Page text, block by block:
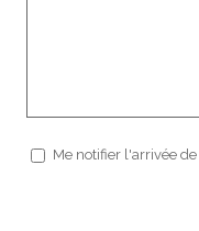
Me notifier l'arrivée